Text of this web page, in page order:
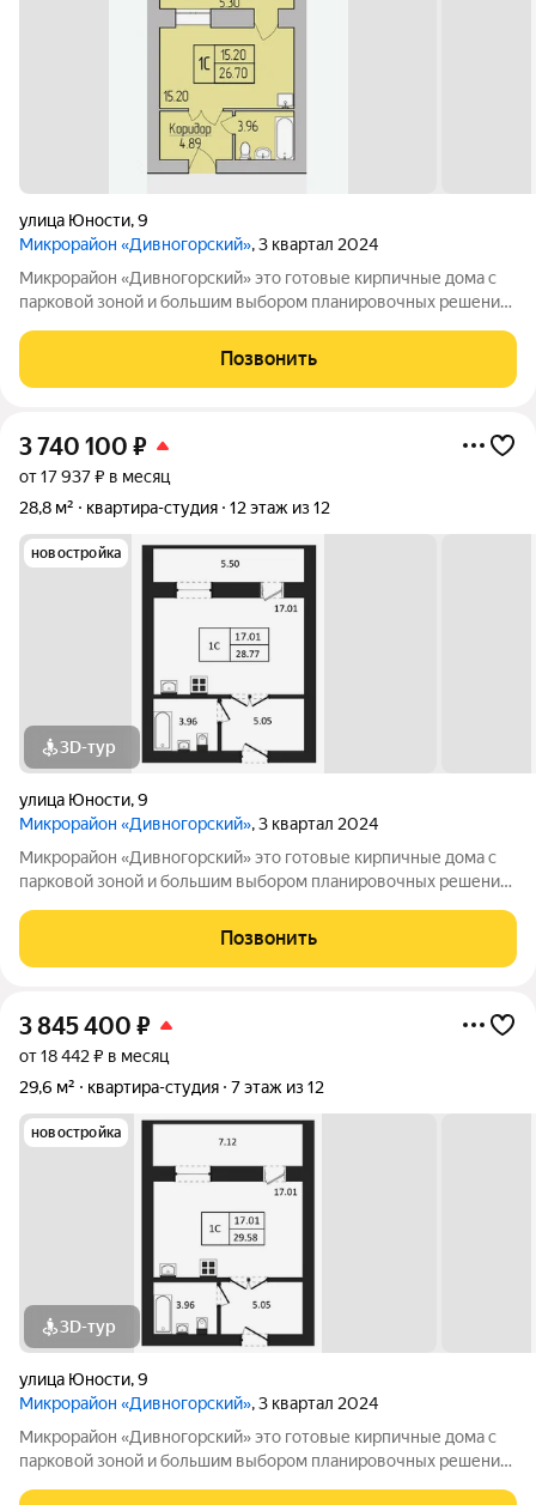
улица Юности,9
Микрорайон «Дивногорский», 3 квартал 2024
Микрорайон «Дивногорский» это готовые кирпичные дома с
парковой зоной и большим выбором планировочных решений.
с безопасным покрытием.
Позвонить
3 740 100 ₽
от 17 937 ₽ в месяц
28,8 м²
квартира-студия 12 этаж из 12
новостройка
3D-тур
улица Юности,9
Микрорайон «Дивногорский», 3 квартал 2024
Микрорайон «Дивногорский» это готовые кирпичные дома с
парковой зоной и большим выбором планировочных решений.
с безопасным покрытием.
Позвонить
3 845 400 ₽
от 18 442 ₽ в месяц
29,6 м²
квартира-студия 7 этаж из 12
новостройка
3D-тур
улица Юности,9
Микрорайон «Дивногорский», 3 квартал 2024
Микрорайон «Дивногорский» это готовые кирпичные дома с
парковой зоной и большим выбором планировочных решений.